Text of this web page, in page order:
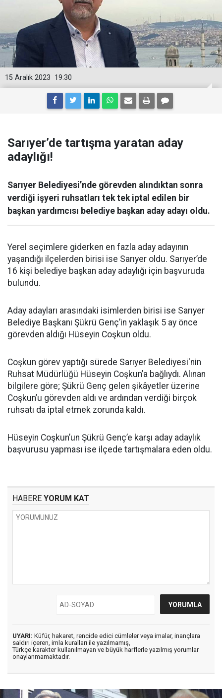
19:30
15 Aralık 2023
Sarıyer’de tartışma yaratan aday
adaylığı!
Sarıyer Belediyesi’nde görevden alındıktan sonra
verdiği işyeri ruhsatları tek tek iptal edilen bir
başkan yardımcısı belediye başkan aday adayı oldu.
Yerel seçimlere giderken en fazla aday adayının
yaşandığı ilçelerden birisi ise Sarıyer oldu. Sarıyer’de
16 kişi belediye başkan aday adaylığı için başvuruda
bulundu.
Aday adayları arasındaki isimlerden birisi ise Sarıyer
Belediye Başkanı Şükrü Genç’in yaklaşık 5 ay önce
görevden aldığı Hüseyin Coşkun oldu.
Coşkun görev yaptığı sürede Sarıyer Belediyesi'nin
Ruhsat Müdürlüğü Hüseyin Coşkun’a bağlıydı. Alınan
bilgilere göre; Şükrü Genç gelen şikâyetler üzerine
Coşkun’u görevden aldı ve ardından verdiği birçok
ruhsatı da iptal etmek zorunda kaldı.
Hüseyin Coşkun’un Şükrü Genç’e karşı aday adaylık
başvurusu yapması ise ilçede tartışmalara eden oldu.
HABERE YORUM KAT
UYARI: Küfür, hakaret, rencide edici cümleler veya imalar, inançlara
saldırı içeren, imla kuralları ile yazılmamış,
Türkçe karakter kullanılmayan ve büyük harflerle yazılmış yorumlar
onaylanmamaktadır.